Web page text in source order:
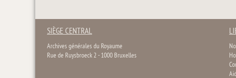
SIÈGE CENTRAL
Archives générales du Royaume
Rue de Ruysbroeck 2 - 1000 Bruxelles